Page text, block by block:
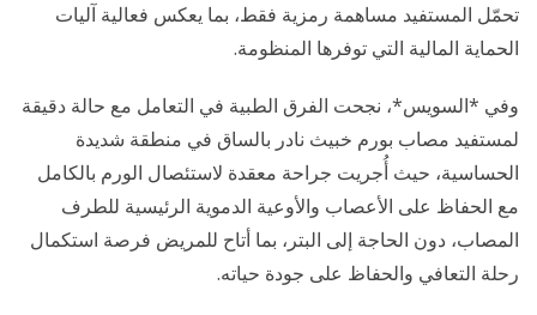
تحمّل المستفيد مساهمة رمزية فقط، بما يعكس فعالية آليات
الحماية المالية التي توفرها المنظومة.
وفي *السويس*، نجحت الفرق الطبية في التعامل مع حالة دقيقة
لمستفيد مصاب بورم خبيث نادر بالساق في منطقة شديدة
الحساسية، حيث أُجريت جراحة معقدة لاستئصال الورم بالكامل
مع الحفاظ على الأعصاب والأوعية الدموية الرئيسية للطرف
المصاب، دون الحاجة إلى البتر، بما أتاح للمريض فرصة استكمال
رحلة التعافي والحفاظ على جودة حياته.